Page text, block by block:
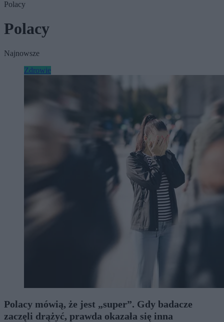
Polacy
Polacy
Najnowsze
Zdrowie
Polacy mówią, że jest „super”. Gdy badacze
zaczęli drążyć, prawda okazała się inna